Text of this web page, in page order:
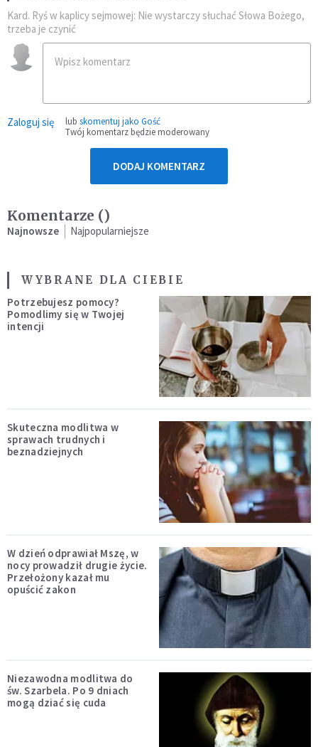
Kard. Ryś w kaplicy sejmowej: Nie wystarczy słuchać Słowa Bożego,
trzeba je czynić
Zaloguj się lub skomentuj jako Gość
Twój komentarz będzie moderowany
DODAJ KOMENTARZ
Komentarze ()
Najnowsze Najpopularniejsze
WYBRANE DLA CIEBIE
Potrzebujesz pomocy?
Pomodlimy się w Twojej
intencji
Skuteczna modlitwa w
sprawach trudnych i
beznadziejnych
W dzień odprawiał Mszę, w
nocy prowadził drugie życie.
Przełożony kazał mu
opuścić zakon
Niezawodna modlitwa do
św. Szarbela. Po 9 dniach
mogą dziać się cuda